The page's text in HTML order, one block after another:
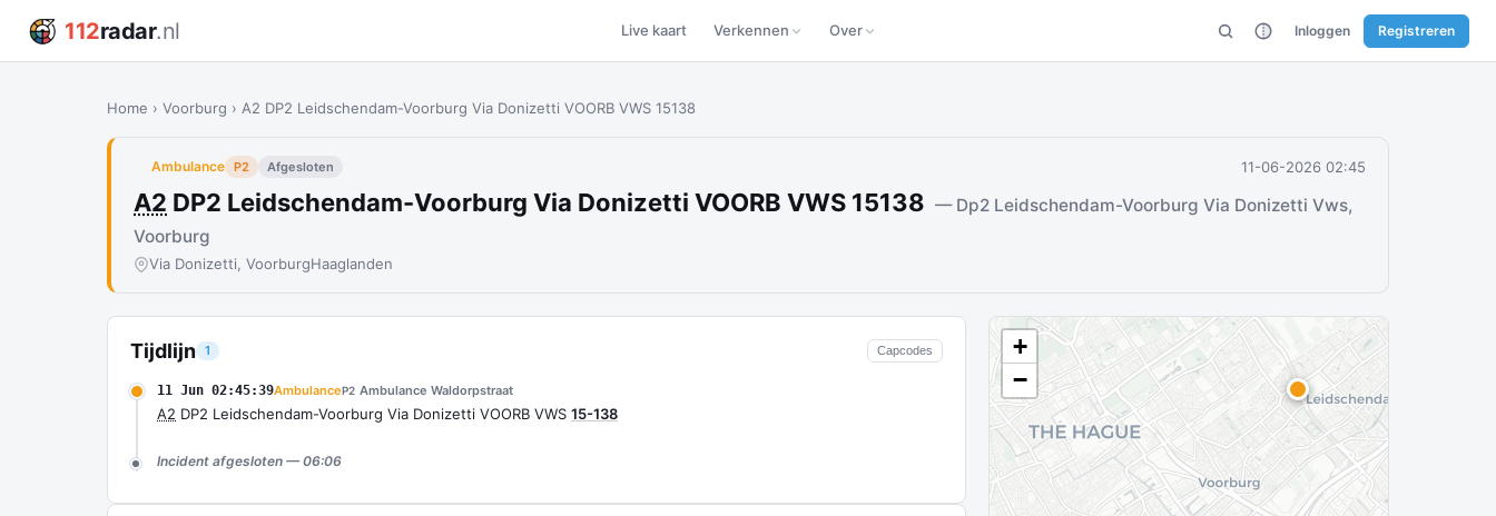
112radar.nl Live kaart Verkennen Over Inloggen Registreren
Home › Voorburg › A2 DP2 Leidschendam-Voorburg Via Donizetti VOORB VWS 15138
Ambulance P2 Afgesloten 11-06-2026 02:45
A2 DP2 Leidschendam-Voorburg Via Donizetti VOORB VWS 15138 — Dp2 Leidschendam-Voorburg Via Donizetti Vws,
Voorburg
Via Donizetti, VoorburgHaaglanden
Tijdlijn 1 Capcodes
11 Jun 02:45:39AmbulanceP2 Ambulance Waldorpstraat
A2 DP2 Leidschendam-Voorburg Via Donizetti VOORB VWS 15-138
Incident afgesloten — 06:06
+
−